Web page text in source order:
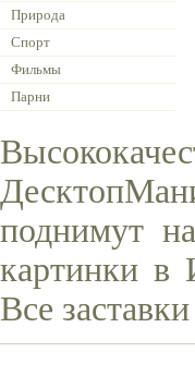
Природа
Спорт
Фильмы
Парни
поднимут
картинки в
Все